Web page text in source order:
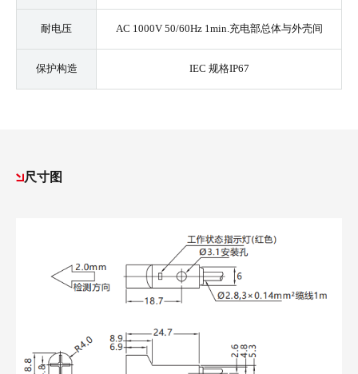
耐电压 AC 1000V 50/60Hz 1min.充电部总体与外壳间
保护构造 IEC 规格IP67
尺寸图